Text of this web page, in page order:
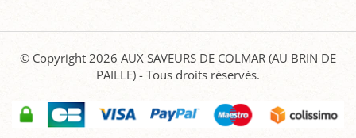
© Copyright 2026 AUX SAVEURS DE COLMAR (AU BRIN DE
PAILLE) - Tous droits réservés.